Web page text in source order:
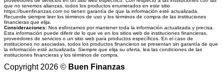
que no tenemos alianzas, todos los productos enumerados en este sitio
https://buenfinanzas.com no tienen garantía de que la información esté actualizada.
Recuerde siempre leer los términos de uso y los términos de compra de las instituciones
financieras que elija.
Consideraciones: Nos esforzamos por mantener toda la información actualizada y precisa.
Esta información puede diferir de lo que ve en los sitios web de instituciones financieras,
proveedores de servicios o un sitio web para productos específicos. En el caso de
instituciones no asociadas, todos los productos financieros se presentan sin garantía de que
la información esté actualizada. Siempre que elija su oferta, lea las condiciones de las
instituciones financieras y los términos de compra.
Copyright 2026 © Buen Finanzas